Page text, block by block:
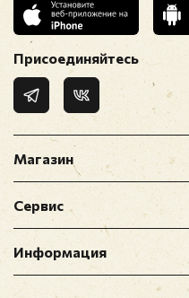
Магазин
Сервис
Информация
Присоединяйтесь